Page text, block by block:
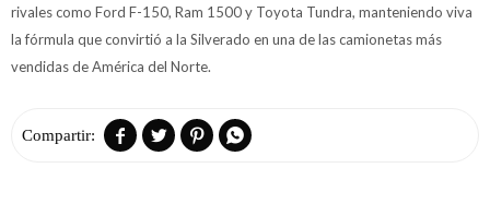
rivales como Ford F-150, Ram 1500 y Toyota Tundra, manteniendo viva
la fórmula que convirtió a la Silverado en una de las camionetas más
vendidas de América del Norte.
   